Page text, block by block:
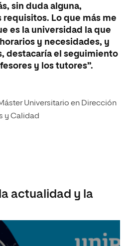
sin duda alguna,
Lo que más me
es la universidad la que
y necesidades, y
destacaría el seguimiento
y los tutores”.
Universitario en Dirección
y Calidad
actualidad y la